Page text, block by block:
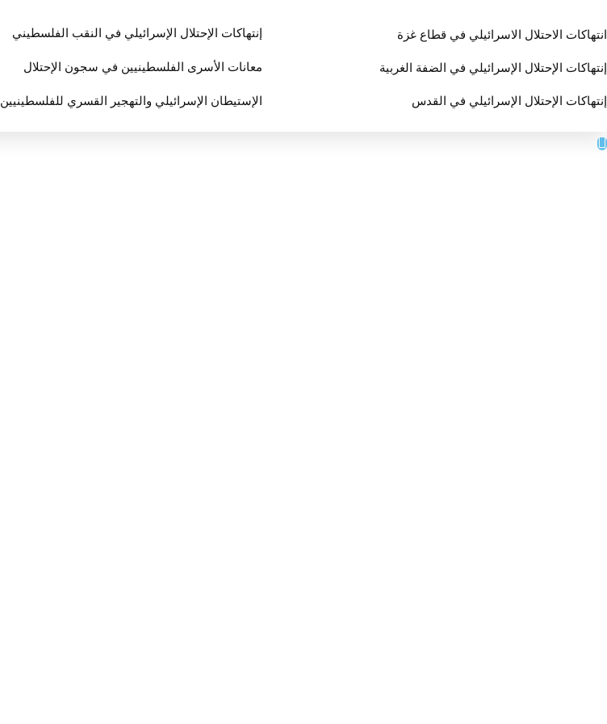
انتهاكات الاحتلال الاسرائيلي في قطاع غزة
إنتهاكات الإحتلال الإسرائيلي في الضفة الغربية
إنتهاكات الإحتلال الإسرائيلي في القدس
إنتهاكات الإحتلال الإسرائيلي في النقب الفلسطيني
معانات الأسرى الفلسطينيين في سجون الإحتلال
الإستيطان الإسرائيلي والتهجير القسري للفلسطينيين